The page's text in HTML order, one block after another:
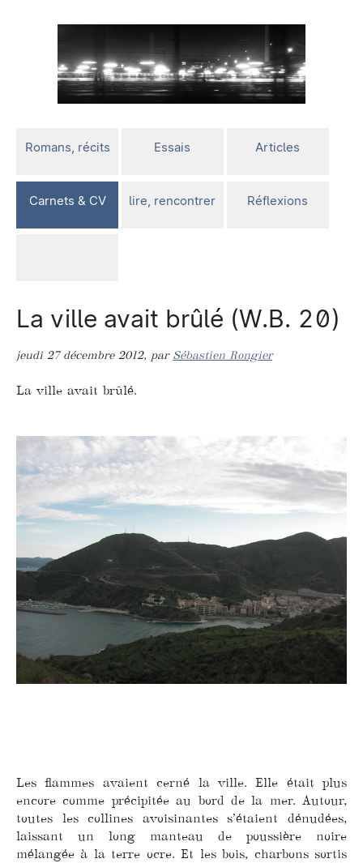
Romans, récits Essais Articles
Carnets & CV lire, rencontrer Réflexions
La ville avait brûlé (W.B. 20)
jeudi 27 décembre 2012, par Sébastien Rongier
La ville avait brûlé.
Les flammes avaient cerné la ville. Elle était plus
encore comme précipitée au bord de la mer. Autour,
toutes les collines avoisinantes s’étaient dénudées,
laissant un long manteau de poussière noire
mélangée à la terre ocre. Et les bois, charbons sortis